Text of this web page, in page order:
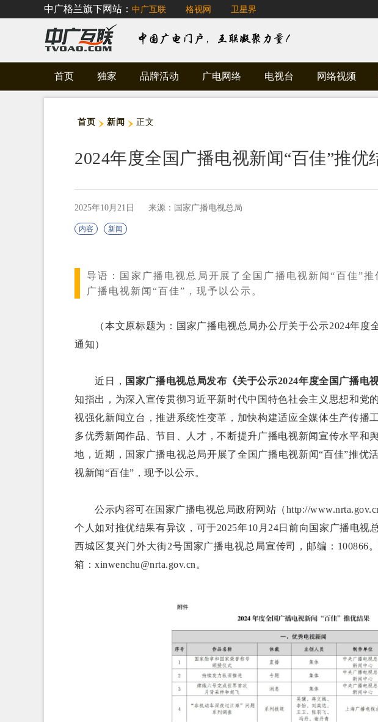
中广格兰旗下网站： 中广互联 格视网 卫星界
首页 独家 品牌活动 广电网络 电视台 网络视频
首页 新闻 正文
2024年度全国广播电视新闻“百佳”推优
2025年10月21日 来源：国家广播电视总局
内容 新闻
导语： 国家广播电视总局开展了全国广播电视新闻“百佳”
广播电视新闻“百佳”，现予以公示。
（本文原标题为：国家广播电视总局办公厅关于公示2024年度
通知）
近日， 国家广播电视总局发布《关于公示2024年度全国广播电
知指出，为深入宣传贯彻习近平新时代中国特色社会主义思想和党
视强化新闻立台，推进系统性变革，加快构建适应全媒体生产传播
多优秀新闻作品、节目、人才，不断提升广播电视新闻宣传水平和
地，近期，国家广播电视总局开展了全国广播电视新闻“百佳”推优
视新闻“百佳”，现予以公示。
公示内容可在国家广播电视总局政府网站（http://
个人如对推优结果有异议，可于2025年10月24日前向国家广播电视
西城区复兴门外大街2号国家广播电视总局宣传司，邮编：100866
箱：xinwenchu@nrta.gov.cn。